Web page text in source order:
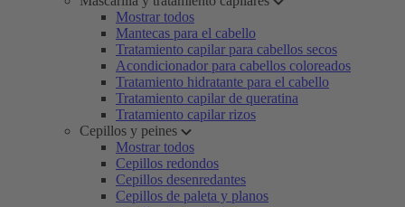
Mostrar todos
Mantecas para el cabello
Tratamiento capilar para cabellos secos
Acondicionador para cabellos coloreados
Tratamiento hidratante para el cabello
Tratamiento capilar de queratina
Tratamiento capilar rizos
Cepillos y peines
Mostrar todos
Cepillos redondos
Cepillos desenredantes
Cepillos de paleta y planos